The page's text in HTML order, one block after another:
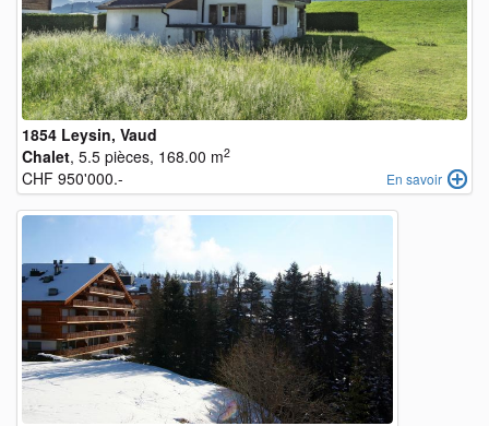
1854 Leysin, Vaud
Chalet, 5.5 pièces, 168.00 m2
CHF 950'000.- En savoir